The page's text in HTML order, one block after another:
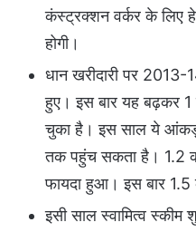
कंस्ट्रक्शन वर्कर के लिए
होगी।
धान खरीदारी पर
हुए। इस बार यह बढ़कर
चुका है। इस साल ये
तक पहुंच सकता है। 1.2
फायदा हुआ। इस बार 1.5
इसी साल स्वामित्व